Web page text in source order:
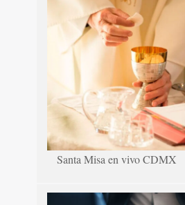
Santa Misa en vivo CDMX